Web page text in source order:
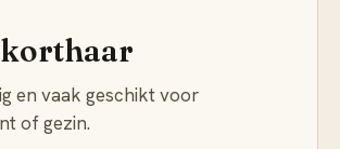
en vaak geschikt voor
of gezin.